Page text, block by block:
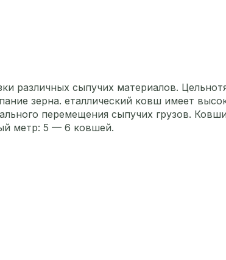
различных сыпучих материалов.
зерна. еталлический ковш имеет
перемещения сыпучих грузов. Ковши
метр: 5 — 6 ковшей.